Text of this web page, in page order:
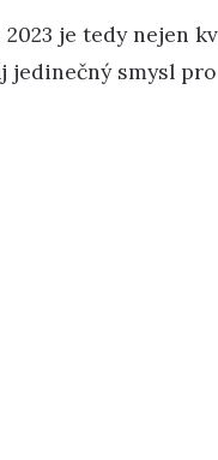
je tedy nejen
smysl